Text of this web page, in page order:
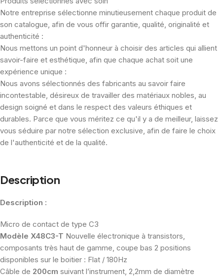
Notre entreprise sélectionne minutieusement chaque produit de
son catalogue, afin de vous offir garantie, qualité, originalité et
authenticité :
Nous mettons un point d'honneur à choisir des articles qui allient
savoir-faire et esthétique, afin que chaque achat soit une
expérience unique :
Nous avons sélectionnés des fabricants au savoir faire
incontestable, désireux de travailler des matériaux nobles, au
design soigné et dans le respect des valeurs éthiques et
durables. Parce que vous méritez ce qu'il y a de meilleur, laissez
vous séduire par notre sélection exclusive, afin de faire le choix
de l'authenticité et de la qualité.
Description
Description :
Micro de contact de type C3
Modèle X48C3-T Nouvelle électronique à transistors,
composants très haut de gamme, coupe bas 2 positions
disponibles sur le boitier : Flat / 180Hz
Câble de 200cm suivant l’instrument, 2,2mm de diamètre